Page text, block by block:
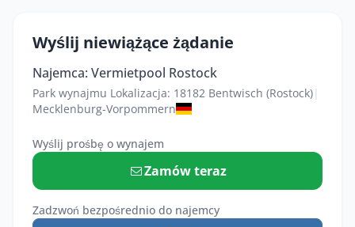
Wyślij niewiążące żądanie
Najemca: Vermietpool Rostock
Park wynajmu Lokalizacja: 18182 Bentwisch (Rostock)|
Mecklenburg-Vorpommern
Wyślij prośbę o wynajem
Zamów teraz
Zadzwoń bezpośrednio do najemcy